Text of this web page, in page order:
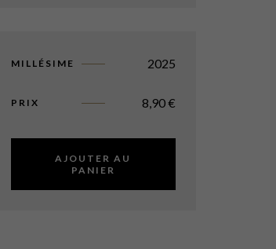
MILLÉSIME 2025
PRIX 8,90€
AJOUTER AU
PANIER